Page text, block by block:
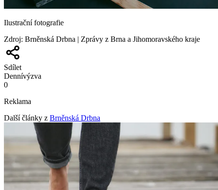
Ilustrační fotografie
Zdroj: Brněnská Drbna | Zprávy z Brna a Jihomoravského kraje
Sdílet
Dennívýzva
0
Reklama
Další články z Brněnská Drbna